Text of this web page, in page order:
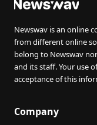
Newswav is an online
from different online
belong to Newswav
and its staff. Your use
acceptance of this
Company